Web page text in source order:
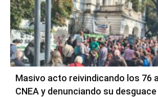
Masivo acto reivindicando los 76
CNEA y denunciando su desguace